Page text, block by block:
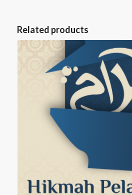
Related products